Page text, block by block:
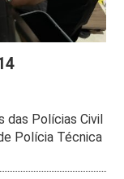
das Polícias Civil
Polícia Técnica